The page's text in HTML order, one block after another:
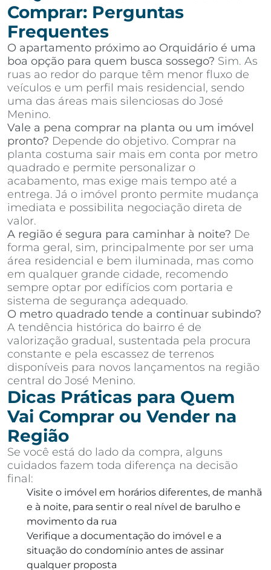
Comprar: Perguntas
Frequentes
O apartamento próximo ao Orquidário é uma
boa opção para quem busca sossego? Sim. As
ruas ao redor do parque têm menor fluxo de
veículos e um perfil mais residencial, sendo
uma das áreas mais silenciosas do José
Menino.
Vale a pena comprar na planta ou um imóvel
pronto? Depende do objetivo. Comprar na
planta costuma sair mais em conta por metro
quadrado e permite personalizar o
acabamento, mas exige mais tempo até a
entrega. Já o imóvel pronto permite mudança
imediata e possibilita negociação direta de
valor.
A região é segura para caminhar à noite? De
forma geral, sim, principalmente por ser uma
área residencial e bem iluminada, mas como
em qualquer grande cidade, recomendo
sempre optar por edifícios com portaria e
sistema de segurança adequado.
O metro quadrado tende a continuar subindo?
A tendência histórica do bairro é de
valorização gradual, sustentada pela procura
constante e pela escassez de terrenos
disponíveis para novos lançamentos na região
central do José Menino.
Dicas Práticas para Quem
Vai Comprar ou Vender na
Região
Se você está do lado da compra, alguns
cuidados fazem toda diferença na decisão
final:
Visite o imóvel em horários diferentes, de manhã
e à noite, para sentir o real nível de barulho e
movimento da rua
Verifique a documentação do imóvel e a
situação do condomínio antes de assinar
qualquer proposta